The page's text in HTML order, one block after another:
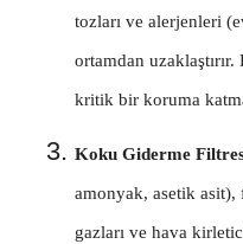
tozları ve alerjenleri
ortamdan
kritik bir koruma
Koku Giderme
amonyak, asetik
gazları ve hava